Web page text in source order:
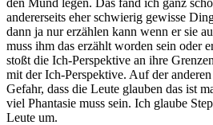
andererseits eher schwierig gewisse
dann ja nur erzählen kann wenn er sie
muss ihm das erzählt worden sein oder
stoßt die Ich-Perspektive an ihre
mit der Ich-Perspektive. Auf der
Gefahr, dass die Leute glauben das ist
viel Phantasie muss sein. Ich glaube
Leute um.